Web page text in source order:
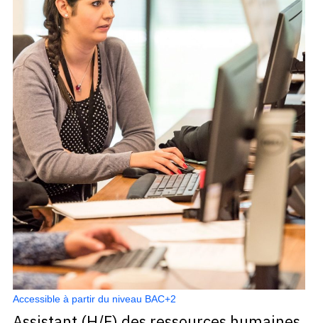
Accessible à partir du niveau BAC+2